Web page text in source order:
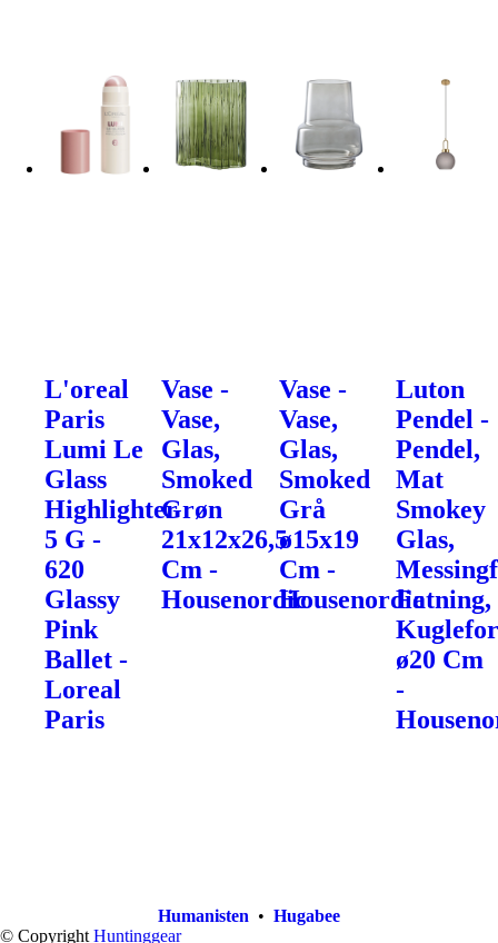
L'oreal
Paris
Lumi Le
Glass
Highlighter
5 G -
620
Glassy
Pink
Ballet -
Loreal
Paris
Vase -
Vase,
Glas,
Smoked
Grøn
21x12x26,5
Cm -
Housenordic
Vase -
Vase,
Glas,
Smoked
Grå
ø15x19
Cm -
Housenordic
Luton
Pendel -
Pendel,
Mat
Smokey
Glas,
Fatning,
ø20 Cm
-
Humanisten • Hugabee
© Copyright Huntinggear